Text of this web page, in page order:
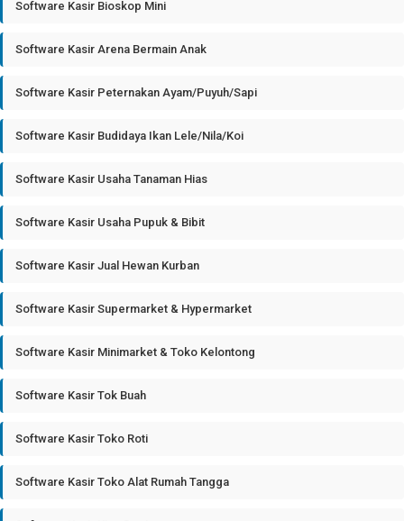
Software Kasir Bioskop Mini
Software Kasir Arena Bermain Anak
Software Kasir Peternakan Ayam/Puyuh/Sapi
Software Kasir Budidaya Ikan Lele/Nila/Koi
Software Kasir Usaha Tanaman Hias
Software Kasir Usaha Pupuk & Bibit
Software Kasir Jual Hewan Kurban
Software Kasir Supermarket & Hypermarket
Software Kasir Minimarket & Toko Kelontong
Software Kasir Tok Buah
Software Kasir Toko Roti
Software Kasir Toko Alat Rumah Tangga